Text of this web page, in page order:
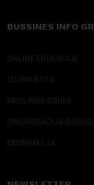
BUSSINES INFO
ONLINE EDUKACIJE
IZDAVAŠTVO
MEDIJSKE OBUKE
ORGANIZACIJA
EKONOM I JA